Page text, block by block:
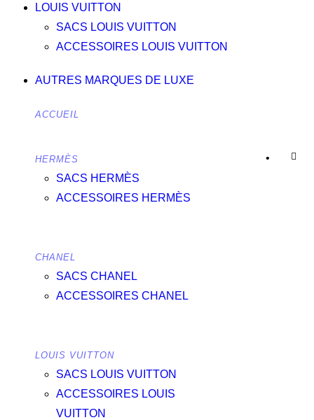
LOUIS VUITTON
SACS LOUIS VUITTON
ACCESSOIRES LOUIS VUITTON
AUTRES MARQUES DE LUXE
ACCUEIL
HERMÈS
SACS HERMÈS
ACCESSOIRES HERMÈS
CHANEL
SACS CHANEL
ACCESSOIRES CHANEL
LOUIS VUITTON
SACS LOUIS VUITTON
ACCESSOIRES LOUIS
VUITTON
•
Prix sur demande
Informations générales